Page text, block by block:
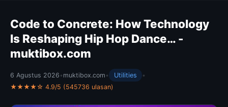
Code to Concrete: How Technology
Is Reshaping Hip Hop Dance… -
muktibox.com
6 Agustus 2026 • muktibox.com • Utilities
•
★★★★☆ 4.9/5 (545736 ulasan)